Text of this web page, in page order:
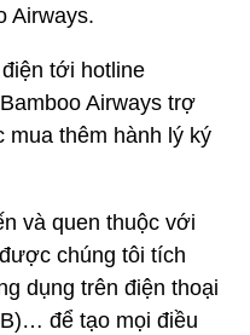
Airways.
tới hotline
Airways trợ
mua thêm hành lý ký
và quen thuộc với
chúng tôi tích
dụng trên điện thoại
để tạo mọi điều